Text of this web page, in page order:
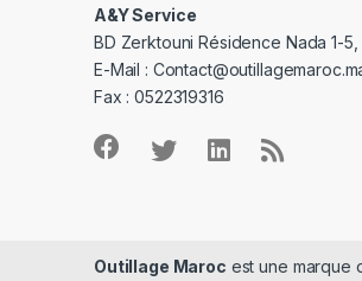
A&Y Service
BD Zerktouni Résidence Nada 1-
E-Mail :
Fax : 0522319316
Outillage Maroc est une marque